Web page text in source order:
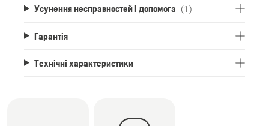
Усунення несправностей і допомога (1)
Гарантія
Технічні характеристики